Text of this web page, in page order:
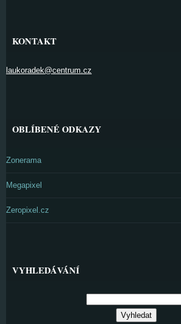
KONTAKT
laukoradek@centrum.cz
OBLÍBENÉ ODKAZY
Zonerama
Megapixel
Zeropixel.cz
VYHLEDÁVÁNÍ